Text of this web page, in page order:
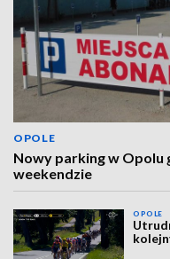
OPOLE
Nowy parking w
weekendzie
OPOLE